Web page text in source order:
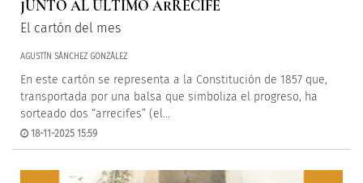
JUNTO AL ÚLTIMO ARRECIFE
El cartón del mes
AGUSTÍN SÁNCHEZ GONZÁLEZ
En este cartón se representa a la Constitución de 1857 que,
transportada por una balsa que simboliza el progreso, ha
sorteado dos “arrecifes” (el...
18-11-2025 15:59